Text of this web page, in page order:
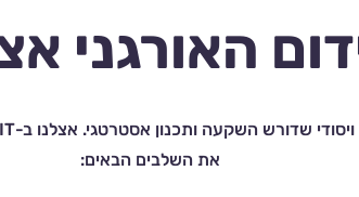
האורגני
את השלבים הבאים: